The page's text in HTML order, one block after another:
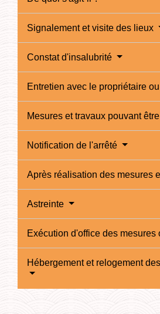
Signalement et visite des lieux
Constat d'insalubrité
Entretien avec le propriétaire
Mesures et travaux pouvant
Notification de l'arrêté
Après réalisation des mesures
Astreinte
Exécution d'office des mesures
Hébergement et relogement